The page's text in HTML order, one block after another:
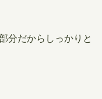
分だからしっかりと